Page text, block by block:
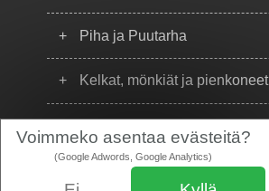
Voimmeko asentaa evästeitä?
(Google Adwords, Google Analytics)
+ Piha ja Puutarha
+ Kelkat, mönkiät ja pienkoneet